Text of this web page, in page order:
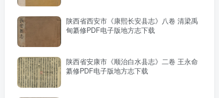
陕西省西安市《康熙长安县志》八卷 清梁禹
甸纂修PDF电子版地方志下载
陕西省安康市《顺治白水县志》二卷 王永命
纂修PDF电子版地方志下载